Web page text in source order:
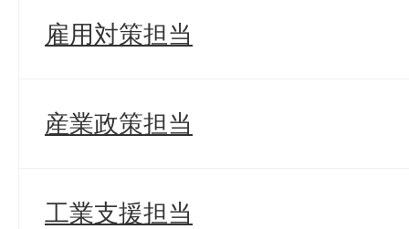
雇用対策担当
産業政策担当
工業支援担当